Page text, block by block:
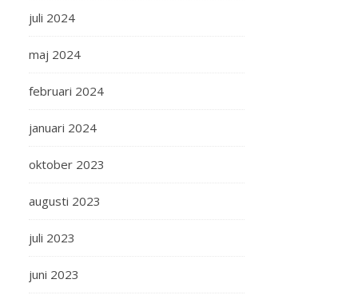
juli 2024
maj 2024
februari 2024
januari 2024
oktober 2023
augusti 2023
juli 2023
juni 2023